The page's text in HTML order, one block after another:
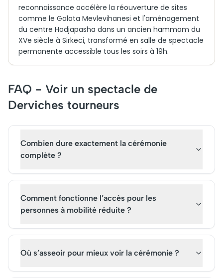
reconnaissance accélère la réouverture de sites
comme le Galata Mevlevihanesi et l'aménagement
du centre Hodjapasha dans un ancien hammam du
XVe siècle à Sirkeci, transformé en salle de spectacle
permanente accessible tous les soirs à 19h.
FAQ - Voir un spectacle de
Derviches tourneurs
Combien dure exactement la cérémonie
complète ?
Comment fonctionne l’accès pour les
personnes à mobilité réduite ?
Où s’asseoir pour mieux voir la cérémonie ?